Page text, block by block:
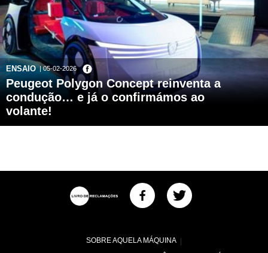
ENSAIO | 05-02-2026
Peugeot Polygon Concept reinventa a
condução… e já o confirmámos ao
volante!
SOBRE AQUELA MÁQUINA